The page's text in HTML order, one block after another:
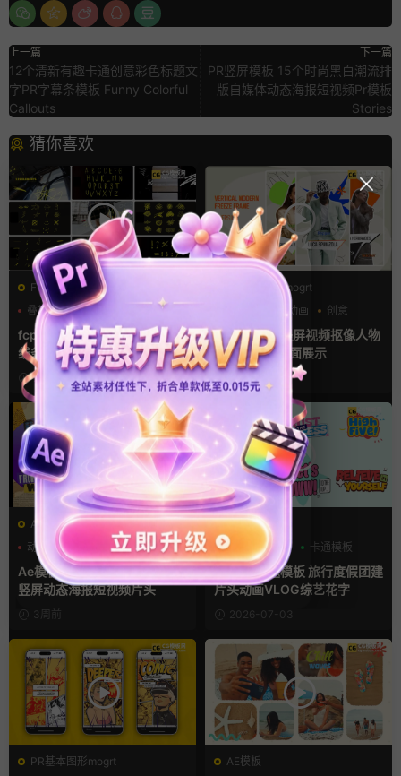
上一篇
12个清新有趣卡通创意彩色标题文
字PR字幕条模板 Funny Colorful
Callouts
下一篇
PR竖屏模板 15个时尚黑白潮流排
版自媒体动态海报短视频Pr模板
Stories
猜你喜欢
FCPX发生器
叠加素材
图形动画
手绘风
fcpx插件 135款涂鸦箭头边框
线条数字母符号手绘贴图素材
2周前
PR基本图形mogrt
人物定格特写动画
创意
动态海报
pr定格模板 竖屏视频抠像人物
介绍冻结帧画面展示
2周前
AE模板
动态海报
拼贴风 撕纸
Ae模板 3款旅行度假照片拼贴
竖屏动态海报短视频片头
3周前
AE模板
VLOG
动漫 卡通模板
Ae卡通标题模板 旅行度假团建
片头动画VLOG综艺花字
2026-07-03
PR基本图形mogrt
AE模板